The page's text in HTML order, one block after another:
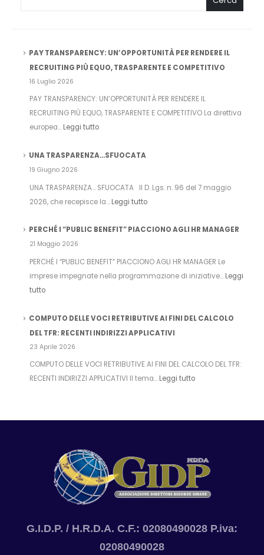
PAY TRANSPARENCY: UN’OPPORTUNITÀ PER RENDERE IL
RECRUITING PIÙ EQUO, TRASPARENTE E COMPETITIVO
16 Luglio 2026
PAY TRANSPARENCY: UN’OPPORTUNITÀ PER RENDERE IL
RECRUITING PIÙ EQUO, TRASPARENTE E COMPETITIVO La direttiva
europea… Leggi tutto
UNA TRASPARENZA…SFUOCATA
19 Giugno 2026
UNA TRASPARENZA… SFUOCATA Il D. Lgs. n. 96 del 7 maggio
2026, che recepisce la… Leggi tutto
PERCHÉ I “PUBLIC BENEFIT” PIACCIONO AGLI HR MANAGER
21 Maggio 2026
PERCHÉ I “PUBLIC BENEFIT” PIACCIONO AGLI HR MANAGER Le
imprese impegnate nella programmazione di iniziative… Leggi
tutto
COMPUTO DELLE VOCI RETRIBUTIVE AI FINI DEL CALCOLO
DEL TFR: RECENTI INDIRIZZI APPLICATIVI
23 Aprile 2026
COMPUTO DELLE VOCI RETRIBUTIVE AI FINI DEL CALCOLO DEL TFR:
RECENTI INDIRIZZI APPLICATIVI Il tema… Leggi tutto
G.I.D.P. / H.R.D.A. C.F.: 02080490028 P.iva:
02080490028